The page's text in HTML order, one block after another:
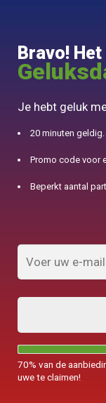
10%
Bravo!
Je hebt geluk
20 minuten geldig.
Promo code voor
Beperkt aantal
70% van de
uwe te claimen!